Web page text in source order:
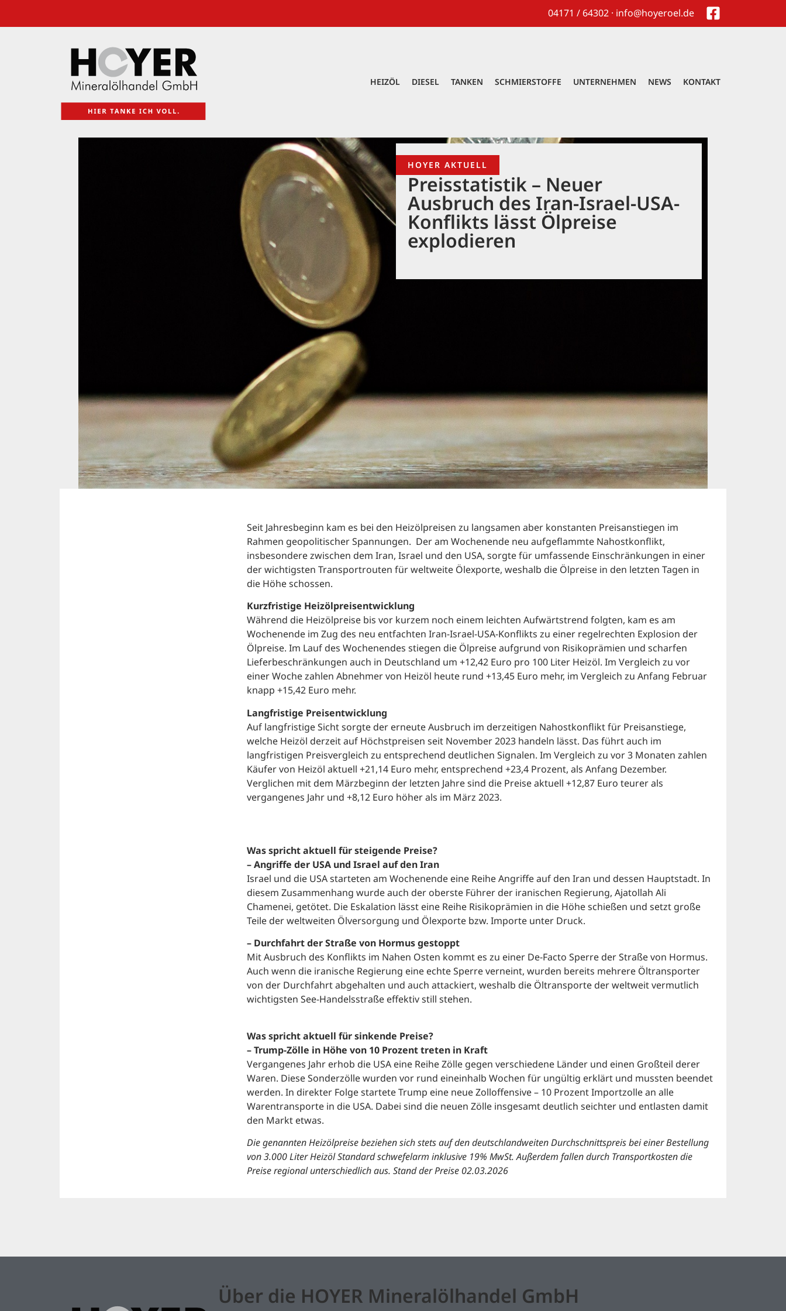
04171 / 64302 · info@hoyeroel.de
HEIZÖL DIESEL TANKEN SCHMIERSTOFFE UNTERNEHMEN NEWS KONTAKT
HOYER AKTUELL
Preisstatistik – Neuer
Ausbruch des Iran-Israel-USA-
Konflikts lässt Ölpreise
explodieren
Seit Jahresbeginn kam es bei den Heizölpreisen zu langsamen aber konstanten Preisanstiegen im
Rahmen geopolitischer Spannungen. Der am Wochenende neu aufgeflammte Nahostkonflikt,
insbesondere zwischen dem Iran, Israel und den USA, sorgte für umfassende Einschränkungen in einer
der wichtigsten Transportrouten für weltweite Ölexporte, weshalb die Ölpreise in den letzten Tagen in
die Höhe schossen.
Kurzfristige Heizölpreisentwicklung
Während die Heizölpreise bis vor kurzem noch einem leichten Aufwärtstrend folgten, kam es am
Wochenende im Zug des neu entfachten Iran-Israel-USA-Konflikts zu einer regelrechten Explosion der
Ölpreise. Im Lauf des Wochenendes stiegen die Ölpreise aufgrund von Risikoprämien und scharfen
Lieferbeschränkungen auch in Deutschland um +12,42 Euro pro 100 Liter Heizöl. Im Vergleich zu vor
einer Woche zahlen Abnehmer von Heizöl heute rund +13,45 Euro mehr, im Vergleich zu Anfang Februar
knapp +15,42 Euro mehr.
Langfristige Preisentwicklung
Auf langfristige Sicht sorgte der erneute Ausbruch im derzeitigen Nahostkonflikt für Preisanstiege,
welche Heizöl derzeit auf Höchstpreisen seit November 2023 handeln lässt. Das führt auch im
langfristigen Preisvergleich zu entsprechend deutlichen Signalen. Im Vergleich zu vor 3 Monaten zahlen
Käufer von Heizöl aktuell +21,14 Euro mehr, entsprechend +23,4 Prozent, als Anfang Dezember.
Verglichen mit dem Märzbeginn der letzten Jahre sind die Preise aktuell +12,87 Euro teurer als
vergangenes Jahr und +8,12 Euro höher als im März 2023.
Was spricht aktuell für steigende Preise?
– Angriffe der USA und Israel auf den Iran
Israel und die USA starteten am Wochenende eine Reihe Angriffe auf den Iran und dessen Hauptstadt. In
diesem Zusammenhang wurde auch der oberste Führer der iranischen Regierung, Ajatollah Ali
Chamenei, getötet. Die Eskalation lässt eine Reihe Risikoprämien in die Höhe schießen und setzt große
Teile der weltweiten Ölversorgung und Ölexporte bzw. Importe unter Druck.
– Durchfahrt der Straße von Hormus gestoppt
Mit Ausbruch des Konflikts im Nahen Osten kommt es zu einer De-Facto Sperre der Straße von Hormus.
Auch wenn die iranische Regierung eine echte Sperre verneint, wurden bereits mehrere Öltransporter
von der Durchfahrt abgehalten und auch attackiert, weshalb die Öltransporte der weltweit vermutlich
wichtigsten See-Handelsstraße effektiv still stehen.
Was spricht aktuell für sinkende Preise?
– Trump-Zölle in Höhe von 10 Prozent treten in Kraft
Vergangenes Jahr erhob die USA eine Reihe Zölle gegen verschiedene Länder und einen Großteil derer
Waren. Diese Sonderzölle wurden vor rund eineinhalb Wochen für ungültig erklärt und mussten beendet
werden. In direkter Folge startete Trump eine neue Zolloffensive – 10 Prozent Importzolle an alle
Warentransporte in die USA. Dabei sind die neuen Zölle insgesamt deutlich seichter und entlasten damit
den Markt etwas.
Die genannten Heizölpreise beziehen sich stets auf den deutschlandweiten Durchschnittspreis bei einer Bestellung
von 3.000 Liter Heizöl Standard schwefelarm inklusive 19% MwSt. Außerdem fallen durch Transportkosten die
Preise regional unterschiedlich aus. Stand der Preise 02.03.2026
Über die HOYER Mineralölhandel GmbH